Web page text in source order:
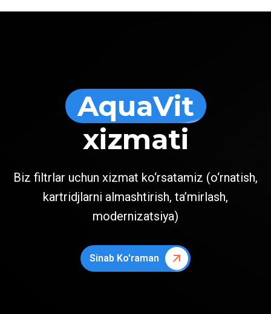
AquaVit
xizmati
Biz filtrlar uchun xizmat ko‘rsatamiz (o‘rnatish,
kartridjlarni almashtirish, ta’mirlash,
modernizatsiya)
Sinab Ko'raman